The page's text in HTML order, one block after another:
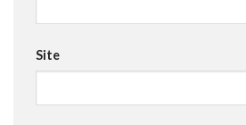
Site